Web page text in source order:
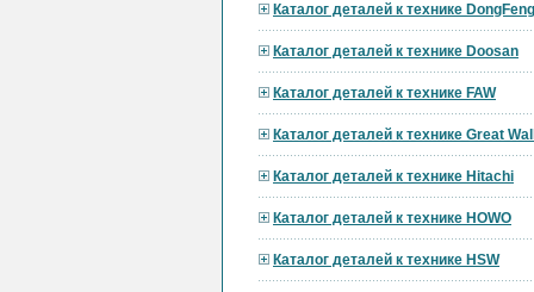
Каталог деталей к технике DongFeng
Каталог деталей к технике Doosan
Каталог деталей к технике FAW
Каталог деталей к технике Great
Каталог деталей к технике Hitachi
Каталог деталей к технике HOWO
Каталог деталей к технике HSW